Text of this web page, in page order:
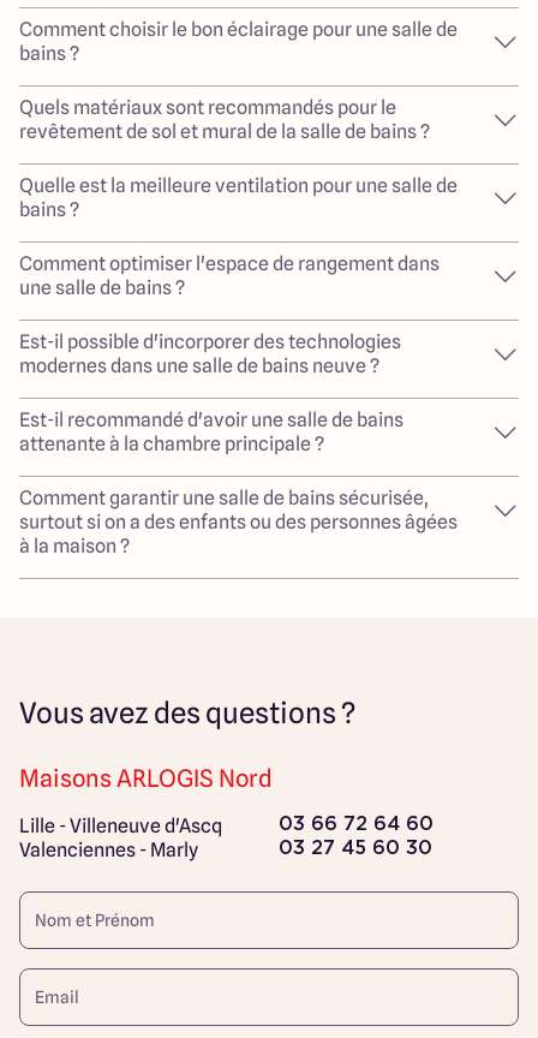
Comment choisir le bon éclairage pour une salle de
bains ?
Quels matériaux sont recommandés pour le
revêtement de sol et mural de la salle de bains ?
Quelle est la meilleure ventilation pour une salle de
bains ?
Comment optimiser l'espace de rangement dans
une salle de bains ?
Est-il possible d'incorporer des technologies
modernes dans une salle de bains neuve ?
Est-il recommandé d'avoir une salle de bains
attenante à la chambre principale ?
Comment garantir une salle de bains sécurisée,
surtout si on a des enfants ou des personnes âgées
à la maison ?
Vous avez des questions ?
Maisons ARLOGIS Nord
Lille - Villeneuve d'Ascq 03 66 72 64 60
Valenciennes - Marly 03 27 45 60 30